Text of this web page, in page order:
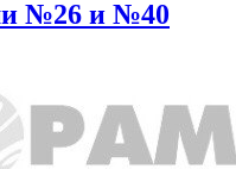
№26 и №40